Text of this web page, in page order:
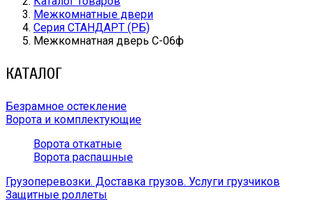
Межкомнатные двери
Серия СТАНДАРТ (РБ)
Межкомнатная дверь С-06ф
КАТАЛОГ
Безрамное остекление
Ворота и комплектующие
Ворота откатные
Ворота распашные
Грузоперевозки. Доставка грузов. Услуги грузчиков
Защитные роллеты